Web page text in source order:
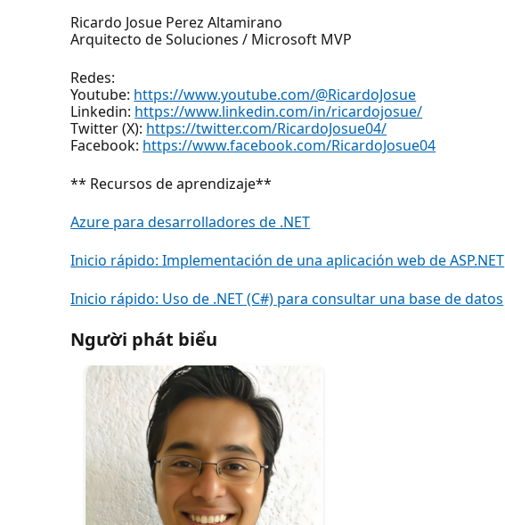
Ricardo Josue Perez Altamirano
Arquitecto de Soluciones / Microsoft MVP
Redes:
Youtube: https://www.youtube.com/@RicardoJosue
Linkedin: https://www.linkedin.com/in/ricardojosue/
Twitter (X): https://twitter.com/RicardoJosue04/
Facebook: https://www.facebook.com/RicardoJosue04
** Recursos de aprendizaje**
Azure para desarrolladores de .NET
Inicio rápido: Implementación de una aplicación web de ASP.NET
Inicio rápido: Uso de .NET (C#) para consultar una base de datos
Người phát biểu